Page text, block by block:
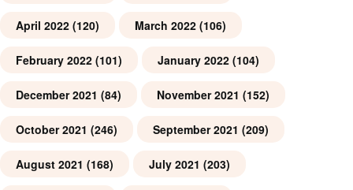
April 2022 (120) March 2022 (106)
February 2022 (101) January 2022 (104)
December 2021 (84) November 2021 (152)
October 2021 (246) September 2021 (209)
August 2021 (168) July 2021 (203)